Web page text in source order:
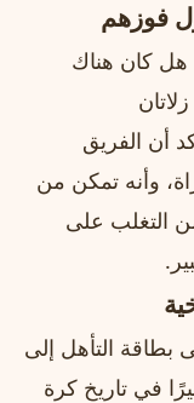
فوزهم
هل كان هناك
أن الفريق
وأنه تمكن من
التغلب على
التأهل إلى
في تاريخ كرة